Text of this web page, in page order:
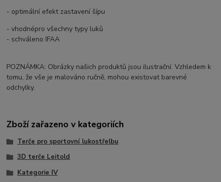
- optimální efekt zastavení šípu
- vhodnépro všechny typy luků
- schváleno IFAA
POZNÁMKA: Obrázky našich produktů jsou ilustrační. Vzhledem k
tomu, že vše je malováno ručně, mohou existovat barevné
odchylky.
Zboží zařazeno v kategoriích
Terče pro sportovní lukostřelbu
3D terče Leitold
Kategorie IV